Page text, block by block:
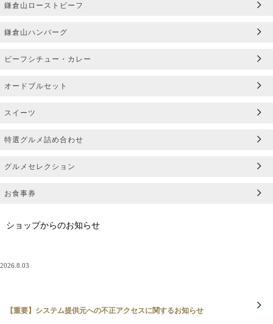
鎌倉山ローストビーフ
鎌倉山ハンバーグ
ビーフシチュー・カレー
オードブルセット
スイーツ
特選グルメ詰め合わせ
グルメセレクション
お食事券
ショップからのお知らせ
2026.8.03
【重要】システム提供元への不正アクセスに関するお知らせ